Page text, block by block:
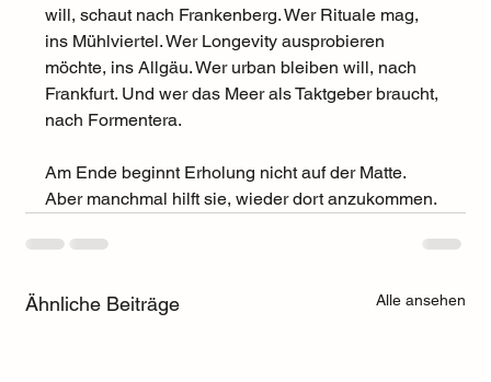
will, schaut nach Frankenberg. Wer Rituale mag,
ins Mühlviertel. Wer Longevity ausprobieren
möchte, ins Allgäu. Wer urban bleiben will, nach
Frankfurt. Und wer das Meer als Taktgeber braucht,
nach Formentera.
Am Ende beginnt Erholung nicht auf der Matte.
Aber manchmal hilft sie, wieder dort anzukommen.
Ähnliche Beiträge Alle ansehen